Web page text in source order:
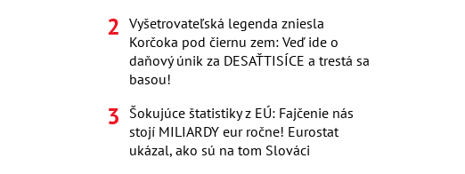
Vyšetrovateľská legenda zniesla
Korčoka pod čiernu zem: Veď ide o
daňový únik za DESAŤTISÍCE a trestá sa
basou!
Šokujúce štatistiky z EÚ: Fajčenie nás
stojí MILIARDY eur ročne! Eurostat
ukázal, ako sú na tom Slováci